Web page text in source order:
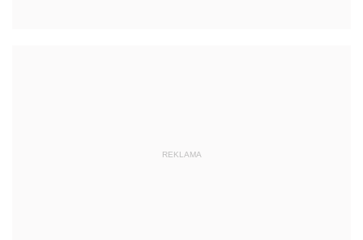
REKLAMA